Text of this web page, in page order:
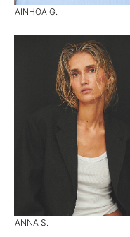
AINHOA G.
ANNA S.